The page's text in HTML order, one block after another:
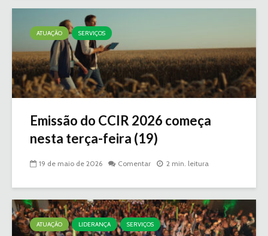
ATUAÇÃO SERVIÇOS
Emissão do CCIR 2026 começa
nesta terça-feira (19)
19 de maio de 2026 Comentar 2 min. leitura
ATUAÇÃO LIDERANÇA SERVIÇOS